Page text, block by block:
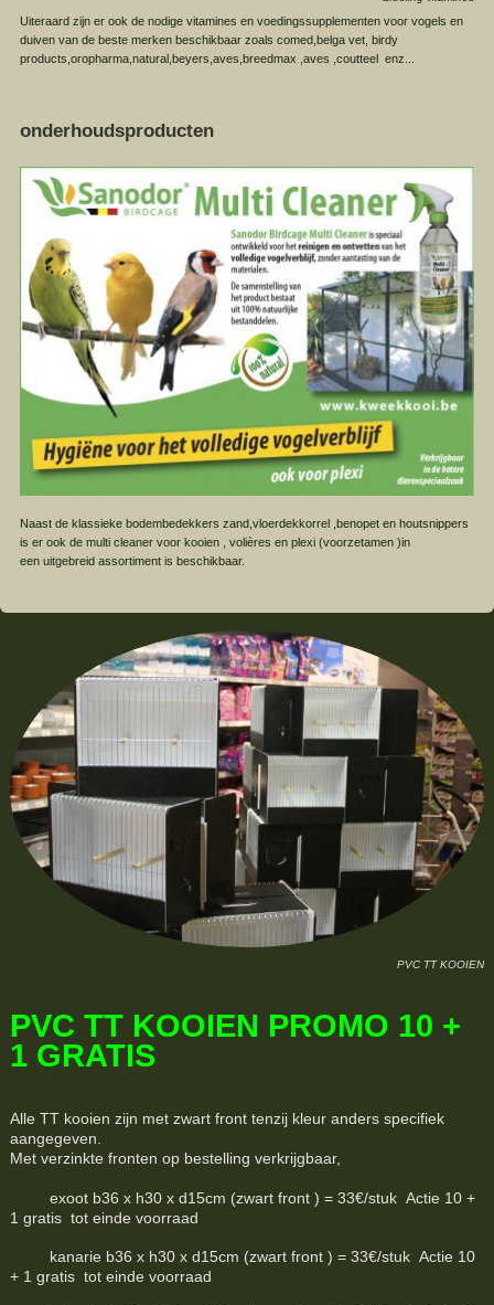
Uiteraard zijn er ook de nodige vitamines en voedingssupplementen voor vogels en
duiven van de beste merken beschikbaar zoals comed,belga vet, birdy
products,oropharma,natural,beyers,aves,breedmax ,aves ,coutteel enz...
onderhoudsproducten
Naast de klassieke bodembedekkers zand,vloerdekkorrel ,benopet en houtsnippers
is er ook de multi cleaner voor kooien , volières en plexi (voorzetamen )in
een uitgebreid assortiment is beschikbaar.
PVC TT KOOIEN
PVC TT KOOIEN PROMO 10 +
1 GRATIS
Alle TT kooien zijn met zwart front tenzij kleur anders specifiek
aangegeven.
Met verzinkte fronten op bestelling verkrijgbaar,
exoot b36 x h30 x d15cm (zwart front ) = 33€/stuk Actie 10 +
1 gratis tot einde voorraad
kanarie b36 x h30 x d15cm (zwart front ) = 33€/stuk Actie 10
+ 1 gratis tot einde voorraad